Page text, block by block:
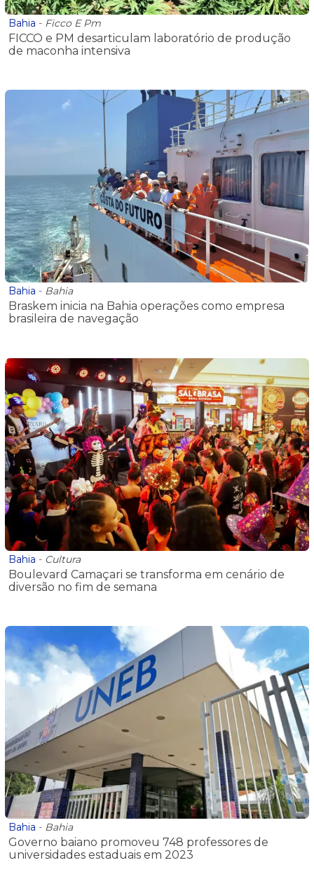
Bahia - Ficco E Pm
FICCO e PM desarticulam laboratório de produção
de maconha intensiva
Bahia - Bahia
Braskem inicia na Bahia operações como empresa
brasileira de navegação
Bahia - Cultura
Boulevard Camaçari se transforma em cenário de
diversão no fim de semana
Bahia - Bahia
Governo baiano promoveu 748 professores de
universidades estaduais em 2023